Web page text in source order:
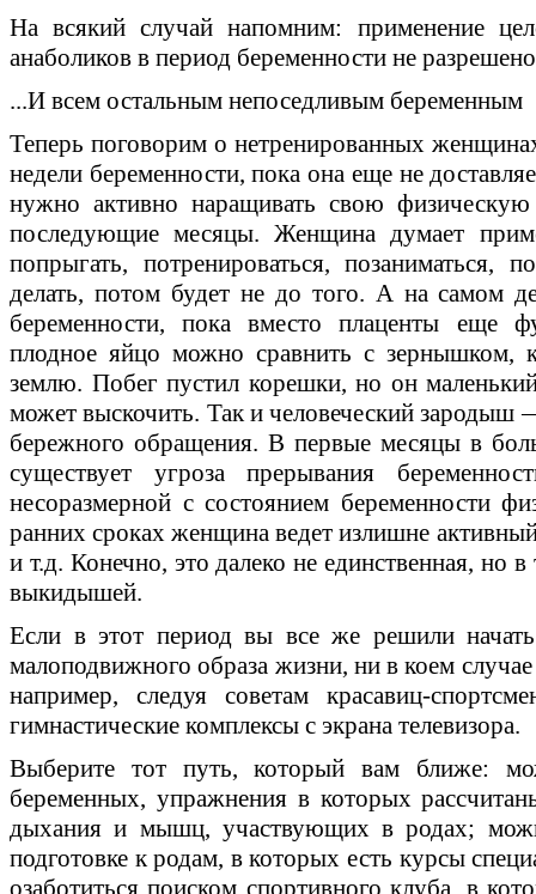
На всякий случай напомним: применение
анаболиков в период беременности не
...И всем остальным непоседливым беременным
Теперь поговорим о нетренированных
недели беременности, пока она еще не
нужно активно наращивать свою
последующие месяцы. Женщина думает
попрыгать, потренироваться,
делать, потом будет не до того. А на самом
беременности, пока вместо плаценты еще
плодное яйцо можно сравнить с зернышком,
землю. Побег пустил корешки, но он
может выскочить. Так и человеческий зародыш
бережного обращения. В первые месяцы в
существует угроза прерывания
несоразмерной с состоянием беременности
ранних сроках женщина ведет излишне
и т.д. Конечно, это далеко не единственная, но
выкидышей.
Если в этот период вы все же решили
малоподвижного образа жизни, ни в коем
например, следуя советам красавиц-
гимнастические комплексы с экрана телевизора.
Выберите тот путь, который вам ближе:
беременных, упражнения в которых
дыхания и мышц, участвующих в родах;
подготовке к родам, в которых есть курсы
озаботиться поиском спортивного клуба, в